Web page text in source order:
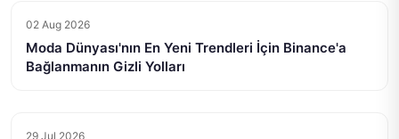
02 Aug 2026
Moda Dünyası'nın En Yeni Trendleri İçin Binance'a
Bağlanmanın Gizli Yolları
29 Jul 2026